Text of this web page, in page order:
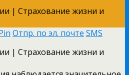
Отпр. по эл. почте SMS